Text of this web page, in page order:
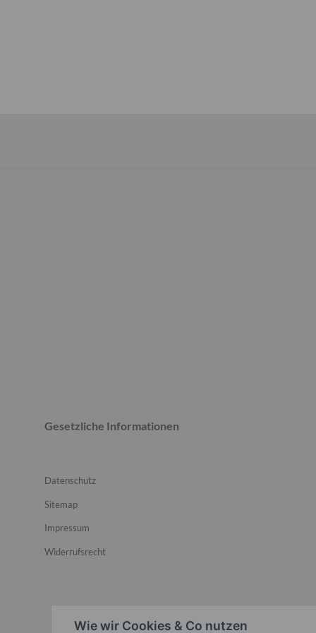
Gesetzliche Informationen
Datenschutz
Sitemap
Impressum
Widerrufsrecht
Wie wir Cookies & Co nutzen